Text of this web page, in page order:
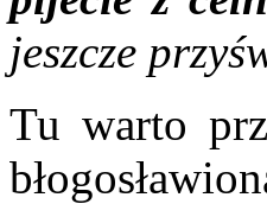
jeszcze
Tu warto